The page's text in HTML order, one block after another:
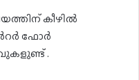
കീഴിൽ
ഫോർ
.